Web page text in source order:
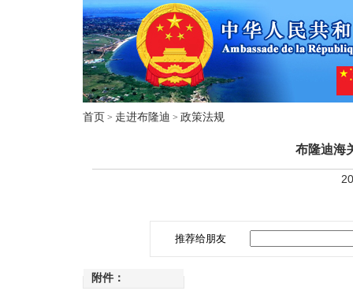
首页 > 走进布隆迪 > 政策法规
布隆迪海
推荐给朋友
附件：